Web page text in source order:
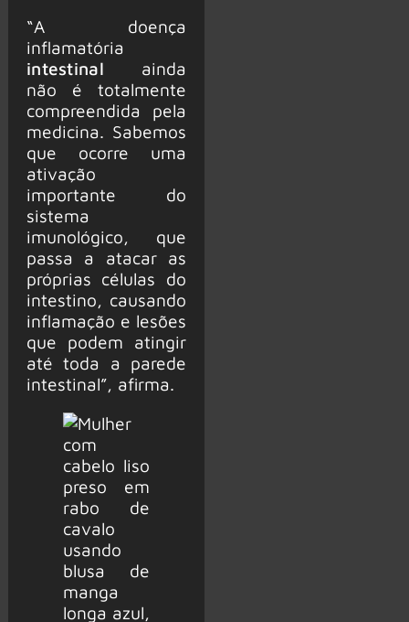
“A doença
inflamatória
intestinal ainda
não é totalmente
compreendida pela
medicina. Sabemos
que ocorre uma
ativação
importante do
sistema
imunológico, que
passa a atacar as
próprias células do
intestino, causando
inflamação e lesões
que podem atingir
até toda a parede
intestinal”, afirma.